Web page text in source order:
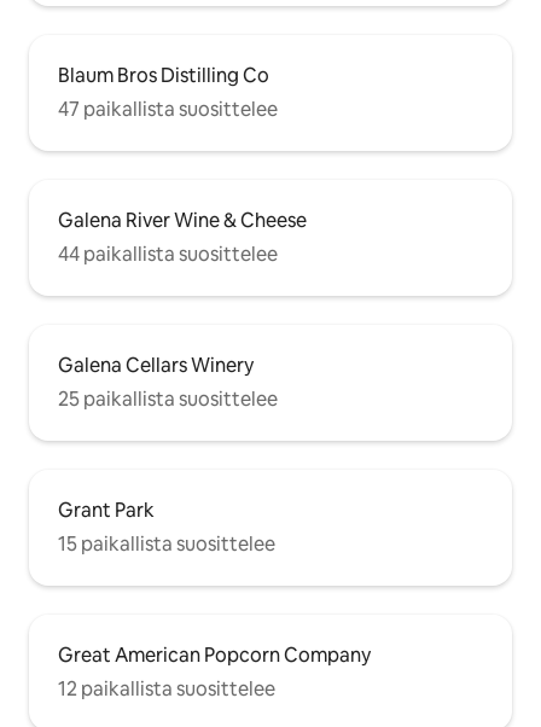
Blaum Bros Distilling Co
47 paikallista suosittelee
Galena River Wine & Cheese
44 paikallista suosittelee
Galena Cellars Winery
25 paikallista suosittelee
Grant Park
15 paikallista suosittelee
Great American Popcorn Company
12 paikallista suosittelee